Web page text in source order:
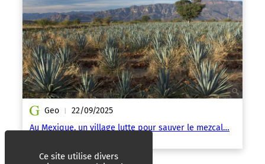
Geo | 22/09/2025
Au Mexique, un village lutte pour sauver le mezcal…
Ce site utilise divers